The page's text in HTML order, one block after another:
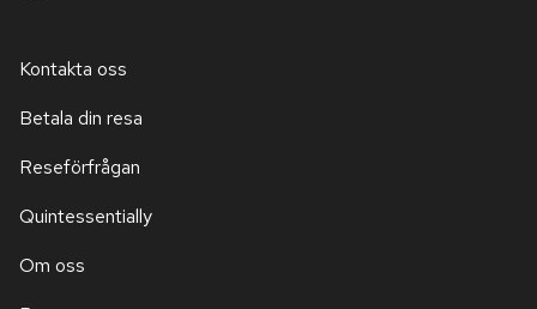
Kontakta oss
Betala din resa
Reseförfrågan
Quintessentially
Om oss